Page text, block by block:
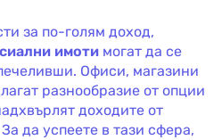
за по-голям доход,
имоти могат да се
Офиси, магазини
разнообразие от опции
доходите от
да успеете в тази сфера,